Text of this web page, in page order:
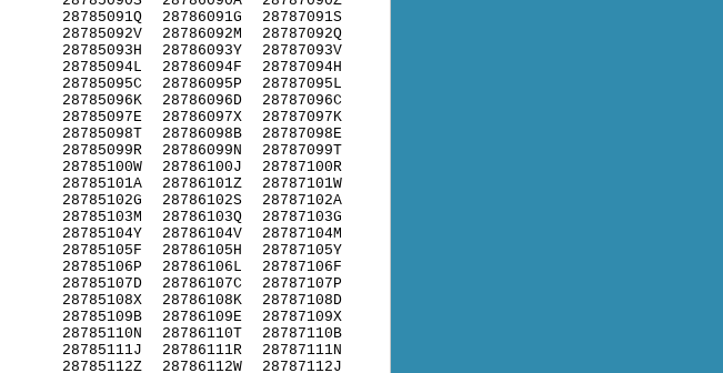
28785091Q
28785092V
28785093H
28785094L
28785095C
28785096K
28785097E
28785098T
28785099R
28785100W
28785101A
28785102G
28785103M
28785104Y
28785105F
28785106P
28785107D
28785108X
28785109B
28785110N
28785111J
28785112Z
28786091G
28786092M
28786093Y
28786094F
28786095P
28786096D
28786097X
28786098B
28786099N
28786100J
28786101Z
28786102S
28786103Q
28786104V
28786105H
28786106L
28786107C
28786108K
28786109E
28786110T
28786111R
28786112W
28787091S
28787092Q
28787093V
28787094H
28787095L
28787096C
28787097K
28787098E
28787099T
28787100R
28787101W
28787102A
28787103G
28787104M
28787105Y
28787106F
28787107P
28787108D
28787109X
28787110B
28787111N
28787112J